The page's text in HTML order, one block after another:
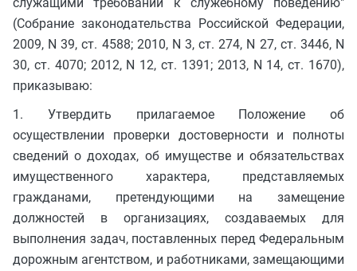
(Собрание законодательства Российской Федерации,
2009, N 39, ст. 4588; 2010, N 3, ст. 274, N 27, ст. 3446, N
30, ст. 4070; 2012, N 12, ст. 1391; 2013, N 14, ст. 1670),
приказываю:
1. Утвердить прилагаемое Положение об
осуществлении проверки достоверности и полноты
сведений о доходах, об имуществе и обязательствах
имущественного характера, представляемых
гражданами, претендующими на замещение
должностей в организациях, создаваемых для
выполнения задач, поставленных перед Федеральным
дорожным агентством, и работниками, замещающими